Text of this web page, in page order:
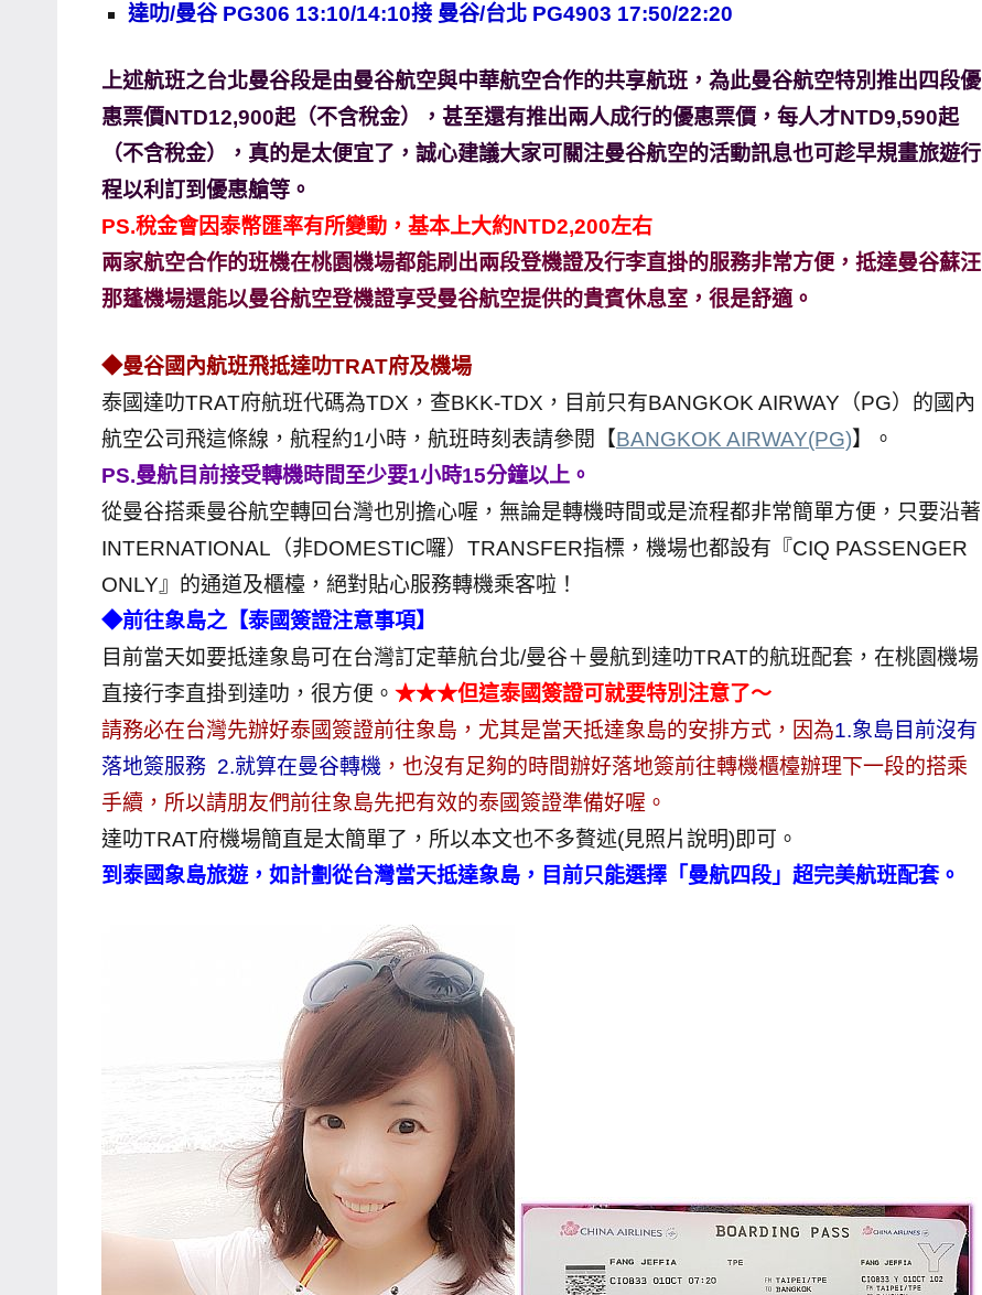
人
對
象。
★
達叻/曼谷 PG306 13:10/14:10接 曼谷/台北 PG4903 17:50/22:20
上述航班之台北曼谷段是由曼谷航空與中華航空合作的共享航班，為此曼谷航空特別推出四段優
惠票價NTD12,900起（不含稅金），甚至還有推出兩人成行的優惠票價，每人才NTD9,590起
（不含稅金），真的是太便宜了，誠心建議大家可關注曼谷航空的活動訊息也可趁早規畫旅遊行
程以利訂到優惠艙等。
PS.稅金會因泰幣匯率有所變動，基本上大約NTD2,200左右
兩家航空合作的班機在桃園機場都能刷出兩段登機證及行李直掛的服務非常方便，抵達曼谷蘇汪
那蓬機場還能以曼谷航空登機證享受曼谷航空提供的貴賓休息室，很是舒適。
◆曼谷國內航班飛抵達叻TRAT府及機場
泰國達叻TRAT府航班代碼為TDX，查BKK-TDX，目前只有BANGKOK AIRWAY（PG）的國內
航空公司飛這條線，航程約1小時，航班時刻表請參閱【BANGKOK AIRWAY(PG)】。
PS.曼航目前接受轉機時間至少要1小時15分鐘以上。
從曼谷搭乘曼谷航空轉回台灣也別擔心喔，無論是轉機時間或是流程都非常簡單方便，只要沿著
INTERNATIONAL（非DOMESTIC囉）TRANSFER指標，機場也都設有『CIQ PASSENGER
ONLY』的通道及櫃檯，絕對貼心服務轉機乘客啦！
◆前往象島之【泰國簽證注意事項】
目前當天如要抵達象島可在台灣訂定華航台北/曼谷＋曼航到達叻TRAT的航班配套，在桃園機場
直接行李直掛到達叻，很方便。 ★★★但這泰國簽證可就要特別注意了～
請務必在台灣先辦好泰國簽證前往象島，尤其是當天抵達象島的安排方式，因為1.象島目前沒有
落地簽服務 2.就算在曼谷轉機 ，也沒有足夠的時間辦好落地簽前往轉機櫃檯辦理下一段的搭乘
手續，所以請朋友們前往象島先把有效的泰國簽證準備好喔。
達叻TRAT府機場簡直是太簡單了，所以本文也不多贅述(見照片說明)即可。
到泰國象島旅遊，如計劃從台灣當天抵達象島，目前只能選擇「曼航四段」超完美航班配套。